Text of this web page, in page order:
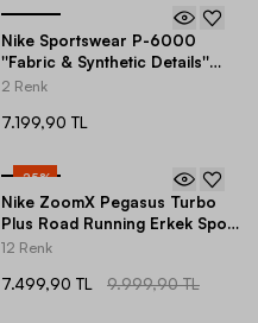
Nike Sportswear P-6000
''Fabric & Synthetic Details''
Spor Ayakkabı
2 Renk
7.199,90 TL
-25%
Nike ZoomX Pegasus Turbo
Plus Road Running Erkek Spor
Ayakkabı
12 Renk
7.499,90 TL 9.999,90 TL